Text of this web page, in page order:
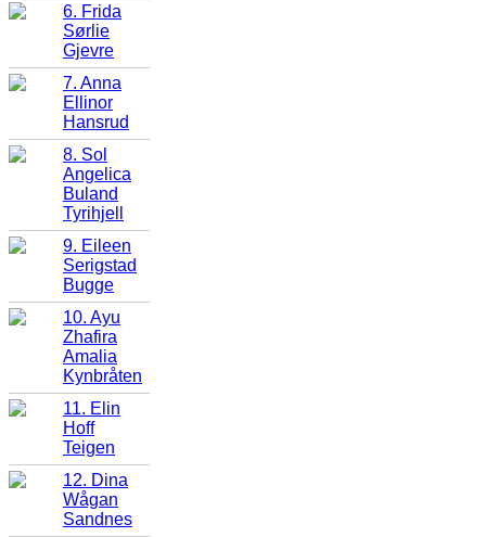
6. Frida
Sørlie
Gjevre
7. Anna
Ellinor
Hansrud
8. Sol
Angelica
Buland
Tyrihjell
9. Eileen
Serigstad
Bugge
10. Ayu
Zhafira
Amalia
Kynbråten
11. Elin
Hoff
Teigen
12. Dina
Wågan
Sandnes